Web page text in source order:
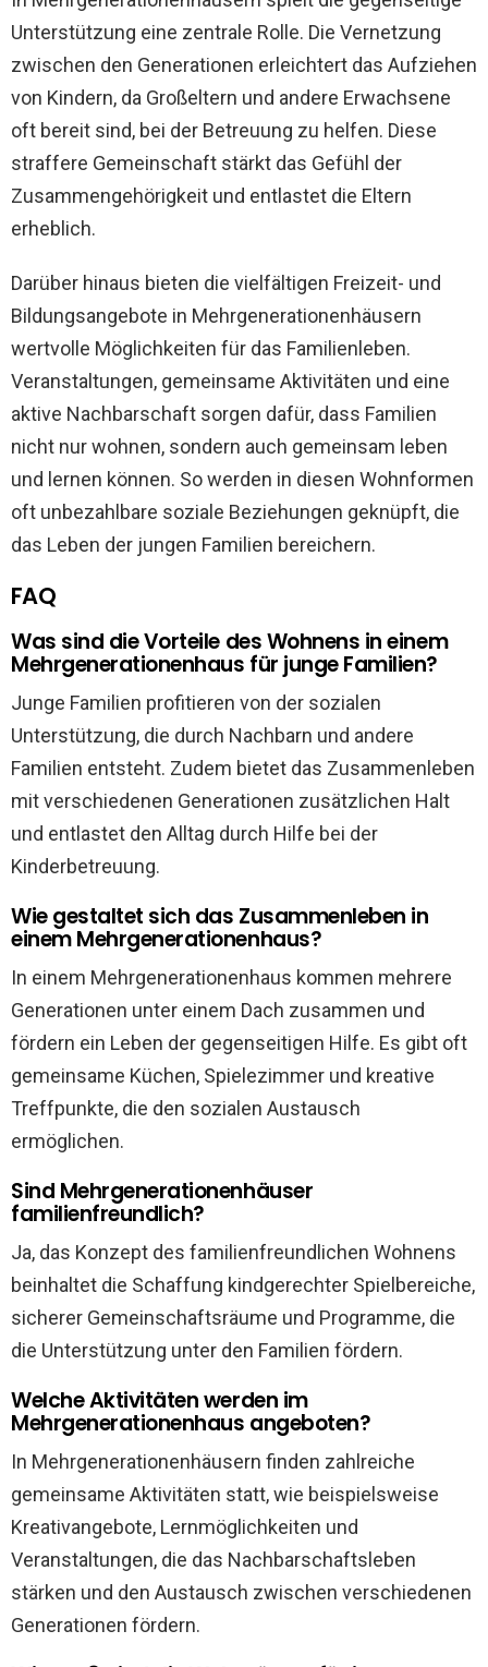
Unterstützung eine zentrale Rolle. Die Vernetzung
zwischen den Generationen erleichtert das Aufziehen
von Kindern, da Großeltern und andere Erwachsene
oft bereit sind, bei der Betreuung zu helfen. Diese
straffere Gemeinschaft stärkt das Gefühl der
Zusammengehörigkeit und entlastet die Eltern
erheblich.
Darüber hinaus bieten die vielfältigen Freizeit- und
Bildungsangebote in Mehrgenerationenhäusern
wertvolle Möglichkeiten für das Familienleben.
Veranstaltungen, gemeinsame Aktivitäten und eine
aktive Nachbarschaft sorgen dafür, dass Familien
nicht nur wohnen, sondern auch gemeinsam leben
und lernen können. So werden in diesen Wohnformen
oft unbezahlbare soziale Beziehungen geknüpft, die
das Leben der jungen Familien bereichern.
FAQ
Was sind die Vorteile des Wohnens in einem
Mehrgenerationenhaus für junge Familien?
Junge Familien profitieren von der sozialen
Unterstützung, die durch Nachbarn und andere
Familien entsteht. Zudem bietet das Zusammenleben
mit verschiedenen Generationen zusätzlichen Halt
und entlastet den Alltag durch Hilfe bei der
Kinderbetreuung.
Wie gestaltet sich das Zusammenleben in
einem Mehrgenerationenhaus?
In einem Mehrgenerationenhaus kommen mehrere
Generationen unter einem Dach zusammen und
fördern ein Leben der gegenseitigen Hilfe. Es gibt oft
gemeinsame Küchen, Spielezimmer und kreative
Treffpunkte, die den sozialen Austausch
ermöglichen.
Sind Mehrgenerationenhäuser
familienfreundlich?
Ja, das Konzept des familienfreundlichen Wohnens
beinhaltet die Schaffung kindgerechter Spielbereiche,
sicherer Gemeinschaftsräume und Programme, die
die Unterstützung unter den Familien fördern.
Welche Aktivitäten werden im
Mehrgenerationenhaus angeboten?
In Mehrgenerationenhäusern finden zahlreiche
gemeinsame Aktivitäten statt, wie beispielsweise
Kreativangebote, Lernmöglichkeiten und
Veranstaltungen, die das Nachbarschaftsleben
stärken und den Austausch zwischen verschiedenen
Generationen fördern.